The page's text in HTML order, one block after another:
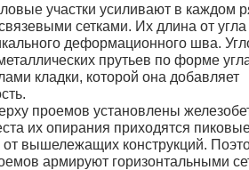
участки усиливают в каждом
сетками. Их длина от
деформационного шва.
прутьев по форме
кладки, которой она добавляет
проемов установлены
их опирания приходятся
от вышележащих конструкций.
армируют горизонтальными